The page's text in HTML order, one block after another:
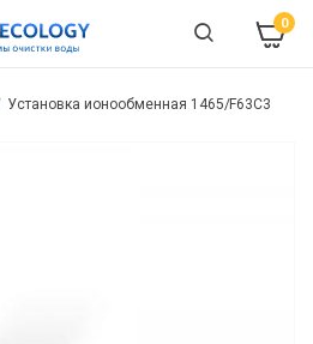
0
Установка ионообменная 1465/F63C3